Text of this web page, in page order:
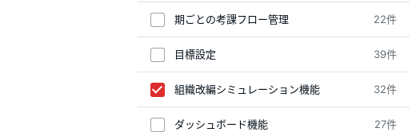
期ごとの考課フロー管理 22件
目標設定 39件
組織改編シミュレーション機能 32件
ダッシュボード機能 27件